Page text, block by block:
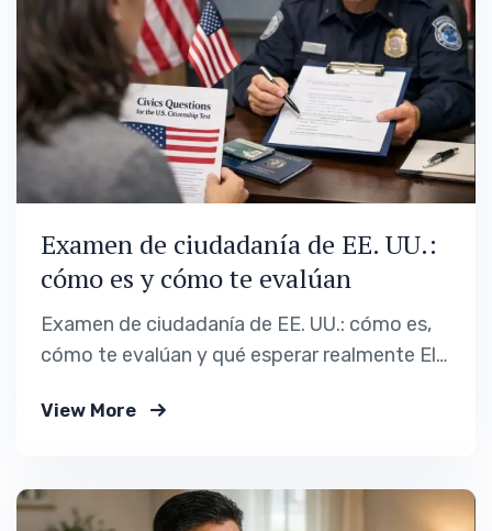
Examen de ciudadanía de EE. UU.:
cómo es y cómo te evalúan
Examen de ciudadanía de EE. UU.: cómo es,
cómo te evalúan y qué esperar realmente El
uno de los pasos más importantes del
imposible, sino porque muchas personas…
View More